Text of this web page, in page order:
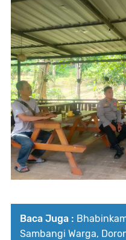
Baca Juga :
Sambangi Warga,